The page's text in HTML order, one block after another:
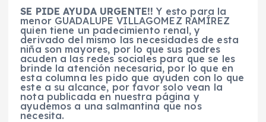
SE PIDE AYUDA URGENTE!!Y esto para la
menor GUADALUPE VILLAGOMEZ RAMÍREZ
quien tiene un padecimiento renal, y
derivado del mismo las necesidades de esta
niña son mayores, por lo que sus padres
acuden a las redes sociales para que se les
brinde la atención necesaria, por lo que en
esta columna les pido que ayuden con lo que
este a su alcance, por favor solo vean la
nota publicada en nuestra página y
ayudemos a una salmantina que nos
necesita.